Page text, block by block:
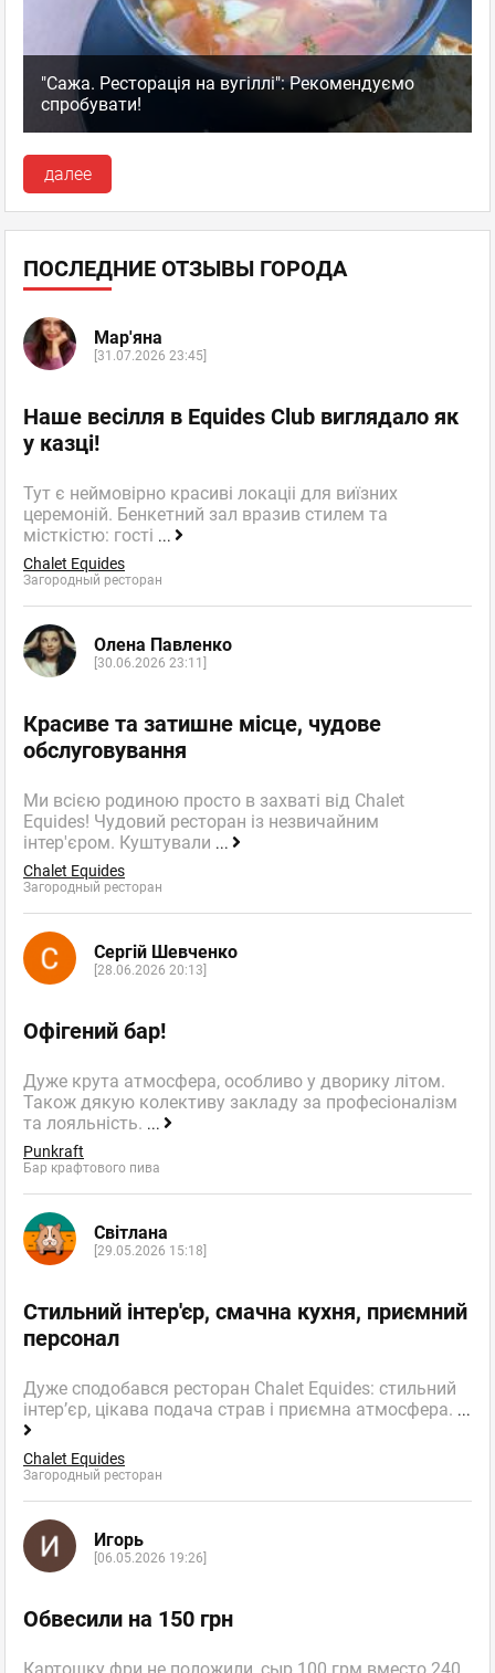
"Сажа. Ресторація на вугіллі": Рекомендуємо
спробувати!
далее
ПОСЛЕДНИЕ ОТЗЫВЫ ГОРОДА
Мар'яна
[31.07.2026 23:45]
Наше весілля в Equides Club виглядало як
у казці!
Тут є неймовірно красиві локаціі для виїзних
церемоній. Бенкетний зал вразив стилем та
місткістю: гості ...
Chalet Equides
Загородный ресторан
Олена Павленко
[30.06.2026 23:11]
Красиве та затишне місце, чудове
обслуговування
Ми всією родиною просто в захваті від Chalet
Equides! Чудовий ресторан із незвичайним
інтер'єром. Куштували ...
Chalet Equides
Загородный ресторан
Сергій Шевченко
[28.06.2026 20:13]
Офігений бар!
Дуже крута атмосфера, особливо у дворику літом.
Також дякую колективу закладу за професіоналізм
та лояльність. ...
Punkraft
Бар крафтового пива
Світлана
[29.05.2026 15:18]
Стильний інтер'єр, смачна кухня, приємний
персонал
Дуже сподобався ресторан Chalet Equides: стильний
інтер’єр, цікава подача страв і приємна атмосфера. ...
Chalet Equides
Загородный ресторан
Игорь
[06.05.2026 19:26]
Обвесили на 150 грн